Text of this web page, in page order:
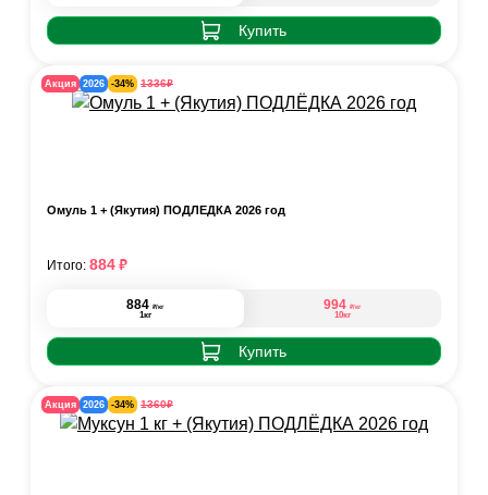
Купить
Акция 2026 -34% 1336₽
Омуль 1 + (Якутия) ПОДЛЁДКА 2026 год
884 ₽/кг
1кг
994 ₽/кг
10кг
Купить
Итого: 884₽
Акция 2026 -34% 1360₽